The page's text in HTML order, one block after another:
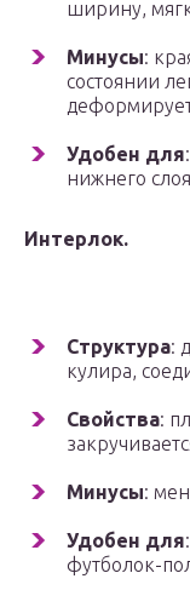
ширину,
Минусы:
состоянии
Удобен для
нижнего
Интерлок.
Структура:
кулира,
Свойства:
Минусы:
Удобен для
футболок-